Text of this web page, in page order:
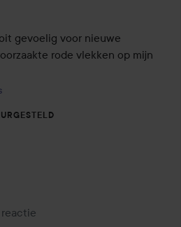
gevoelig voor nieuwe
rode vlekken op mijn
reactie